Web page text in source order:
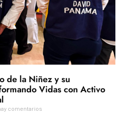
de la Niñez y su
Vidas con Activo
comentarios